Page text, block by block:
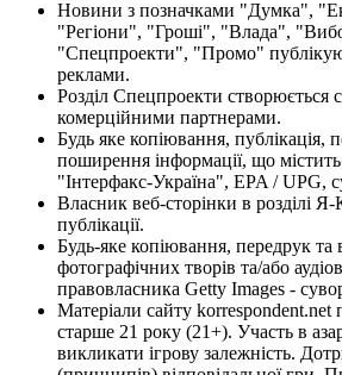
Новини з позначками "Думка",
"Регіони", "Гроші", "Влада",
"Спецпроекти", "Промо"
реклами.
Розділ Спецпроекти створюється
комерційними партнерами.
Будь яке копіювання, публікація,
поширення інформації, що
"Інтерфакс-Україна", EPA / UPG,
Власник веб-сторінки в розділі
публікації.
Будь-яке копіювання, передрук та
фотографічних творів та/або
правовласника Getty Images -
Матеріали сайту korrespondent.net
старше 21 року (21+). Участь в
викликати ігрову залежність.